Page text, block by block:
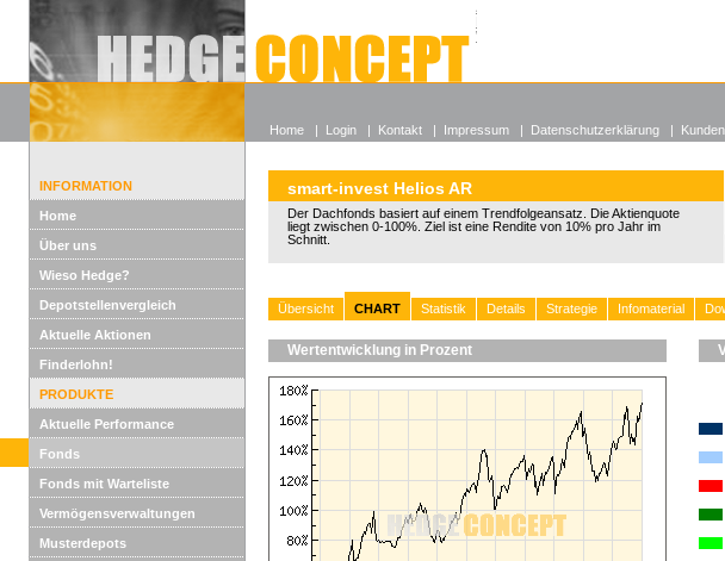
Alle offenen Fonds
Wieso Hedgefonds?
INFORMATION
Home
Über uns
Wieso Hedge?
Depotstellenvergleich
Aktuelle Aktionen
Finderlohn!
PRODUKTE
Aktuelle Performance
Fonds
Fonds mit Warteliste
Vermögensverwaltungen
Musterdepots
smart-invest Helios AR
Der Dachfonds basiert auf einem Trendfolgeansatz. Die Aktienquote
liegt zwischen 0-100%. Ziel ist eine Rendite von 10% pro Jahr im
Schnitt.
Übersicht CHART Statistik Details Strategie Infomaterial
Wertentwicklung in Prozent
Home | Login | Kontakt | Impressum | Datenschutzerklärung |